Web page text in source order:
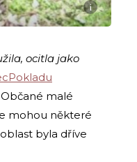
i
ocitla jako
Občané malé
mohou některé
byla dříve